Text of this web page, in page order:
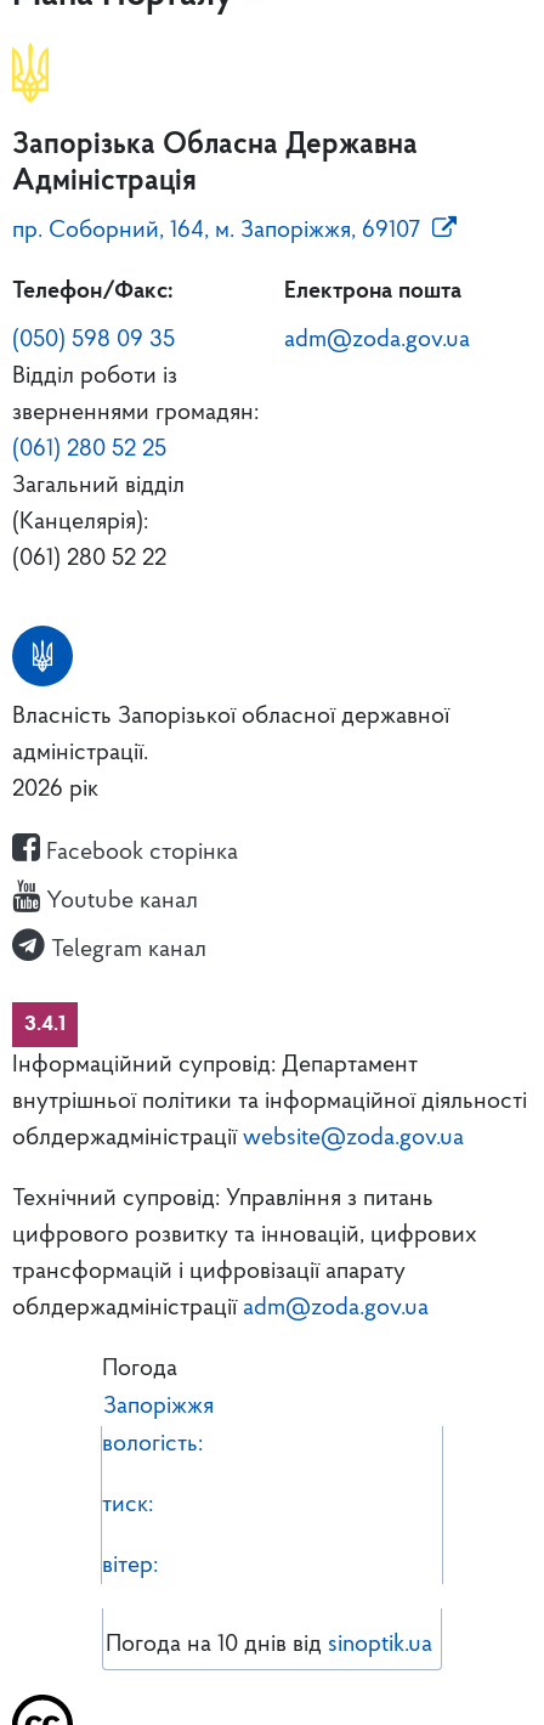
Запорізька Обласна Державна
Адміністрація
пр. Соборний, 164, м. Запоріжжя, 69107
Телефон/Факс:
(050) 598 09 35
Відділ роботи із
зверненнями громадян:
(061) 280 52 25
Загальний відділ
(Канцелярія):
(061) 280 52 22
Електрона пошта
adm@zoda.gov.ua
Власність Запорізької обласної державної
адміністрації.
2026 рік
Facebook сторінка
Youtube канал
Telegram канал
3.4.1
Інформаційний супровід: Департамент
внутрішньої політики та інформаційної діяльності
облдержадміністрації website@zoda.gov.ua
Технічний супровід: Управління з питань
цифрового розвитку та інновацій, цифрових
трансформацій і цифровізації апарату
облдержадміністрації adm@zoda.gov.ua
Погода
Запоріжжя
вологість:
тиск:
вітер:
Погода на 10 днів від sinoptik.ua